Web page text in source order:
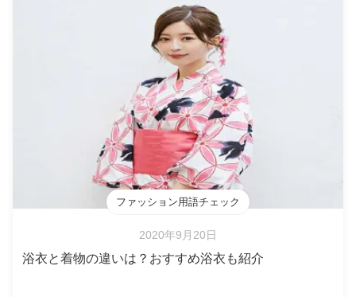
ファッション用語チェック
2020年9月20日
浴衣と着物の違いは？おすすめ浴衣も紹介